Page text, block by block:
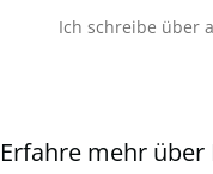
Ich schreibe über
Erfahre mehr